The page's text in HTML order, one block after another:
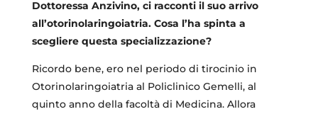
Dottoressa Anzivino, ci racconti il suo arrivo
all’otorinolaringoiatria. Cosa l’ha spinta a
scegliere questa specializzazione?
Ricordo bene, ero nel periodo di tirocinio in
Otorinolaringoiatria al Policlinico Gemelli, al
quinto anno della facoltà di Medicina. Allora